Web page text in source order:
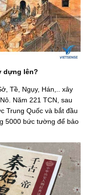
dựng lên?
Tề, Ngụy, Hán,.. xây
Năm 221 TCN, sau
Trung Quốc và bắt đầu
5000 bức tường để bảo